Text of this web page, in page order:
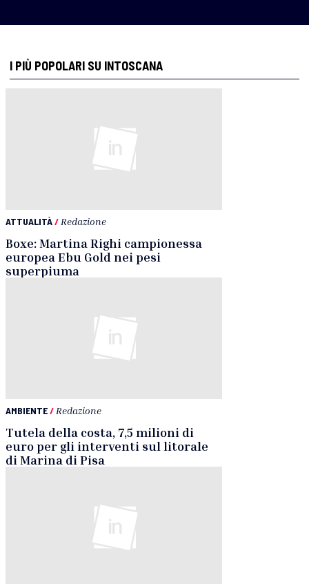
I PIÙ POPOLARI SU INTOSCANA
ATTUALITÀ/ Redazione
Boxe: Martina Righi campionessa
europea Ebu Gold nei pesi
superpiuma
AMBIENTE/ Redazione
Tutela della costa, 7,5 milioni di
euro per gli interventi sul litorale
di Marina di Pisa